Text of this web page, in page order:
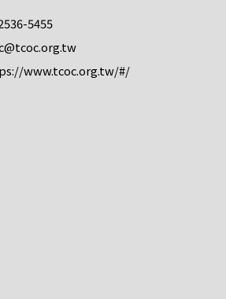
5455
www.tcoc.org.tw/#/